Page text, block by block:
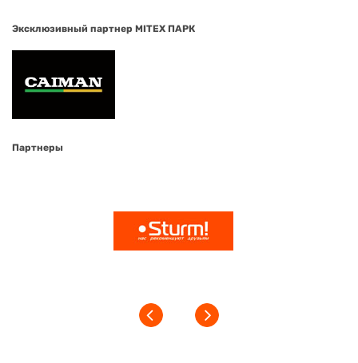
Эксклюзивный партнер MITEX ПАРК
Партнеры